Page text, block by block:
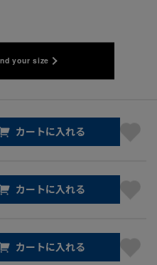
your size
カートに入れる
カートに入れる
カートに入れる